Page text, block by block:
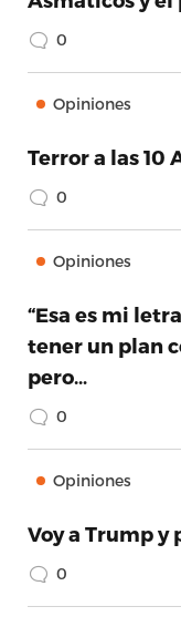
0
Opiniones
Terror a las 10
0
Opiniones
“Esa es mi
tener un plan
pero…
0
Opiniones
Voy a Trump y
0